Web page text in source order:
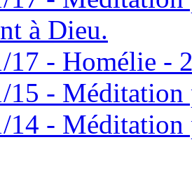
à Dieu.
17 - Homélie -
15 - Méditation
14 - Méditation